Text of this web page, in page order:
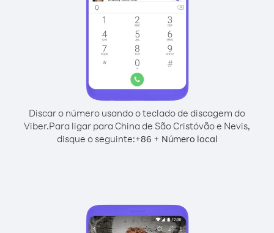
Discar o número usando o teclado de discagem do
Viber.Para ligar para China de São Cristóvão e Nevis,
disque o seguinte:+86 + Número local